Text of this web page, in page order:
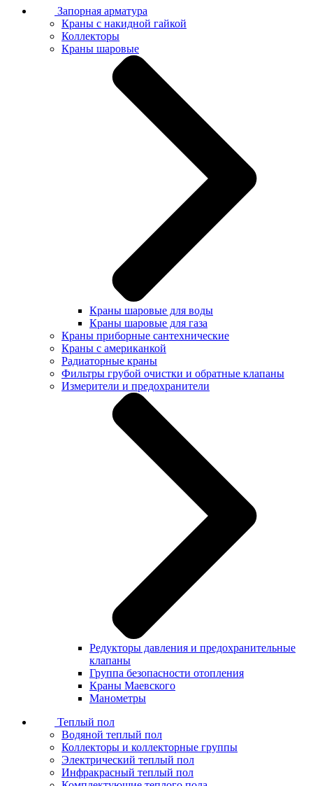
Запорная арматура
Краны с накидной гайкой
Коллекторы
Краны шаровые
Краны шаровые для воды
Краны шаровые для газа
Краны приборные сантехнические
Краны с американкой
Радиаторные краны
Фильтры грубой очистки и обратные клапаны
Измерители и предохранители
Редукторы давления и предохранительные
клапаны
Группа безопасности отопления
Краны Маевского
Манометры
Теплый пол
Водяной теплый пол
Коллекторы и коллекторные группы
Электрический теплый пол
Инфракрасный теплый пол